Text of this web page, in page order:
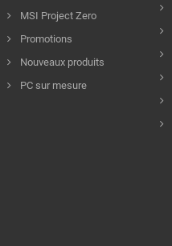
MSI Project Zero
Promotions
Nouveaux produits
PC sur mesure